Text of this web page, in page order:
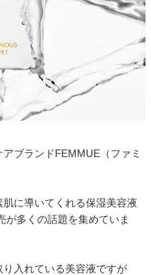
ブランドFEMMUE（ファミ
に導いてくれる保湿美容液
が多くの話題を集めていま
入れている美容液ですが